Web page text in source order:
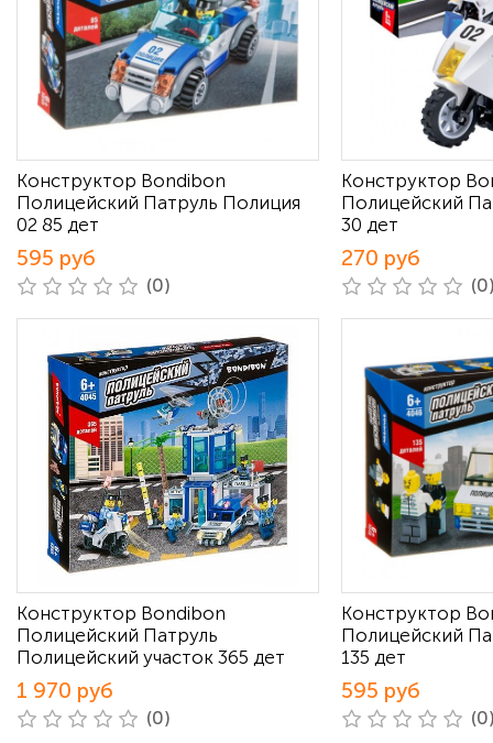
Конструктор Bondibon
Полицейский Патруль Полиция
02 85 дет
595 руб
(0)
Конструктор
Полицейский
30 дет
270 руб
Конструктор Bondibon
Полицейский Патруль
Полицейский участок 365 дет
1 970 руб
(0)
Конструктор
Полицейский
135 дет
595 руб